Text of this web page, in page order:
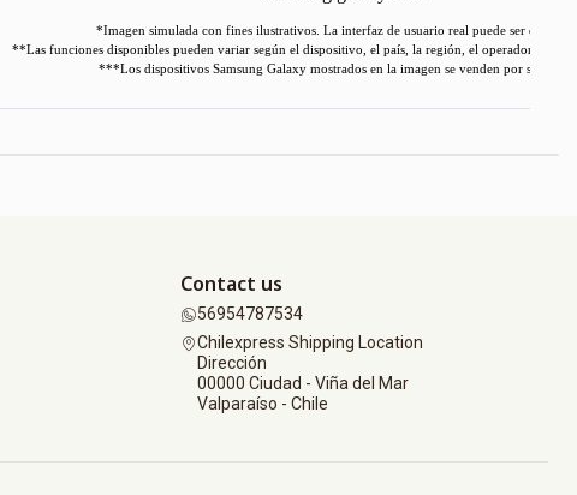
*Imagen simulada con fines ilustrativos. La interfaz de usuario real puede ser
**Las funciones disponibles pueden variar según el dispositivo, el país, la región, el operador o la
***Los dispositivos Samsung Galaxy mostrados en la imagen se venden por
Contact us
56954787534
Chilexpress Shipping Location
Dirección
00000 Ciudad - Viña del Mar
Valparaíso - Chile